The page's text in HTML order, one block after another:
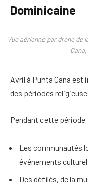
Dominicaine
Vue aérienne par drone de
Avril à Punta Cana est
des périodes
Pendant cette période
Les communautés
événements
Des défilés, de la